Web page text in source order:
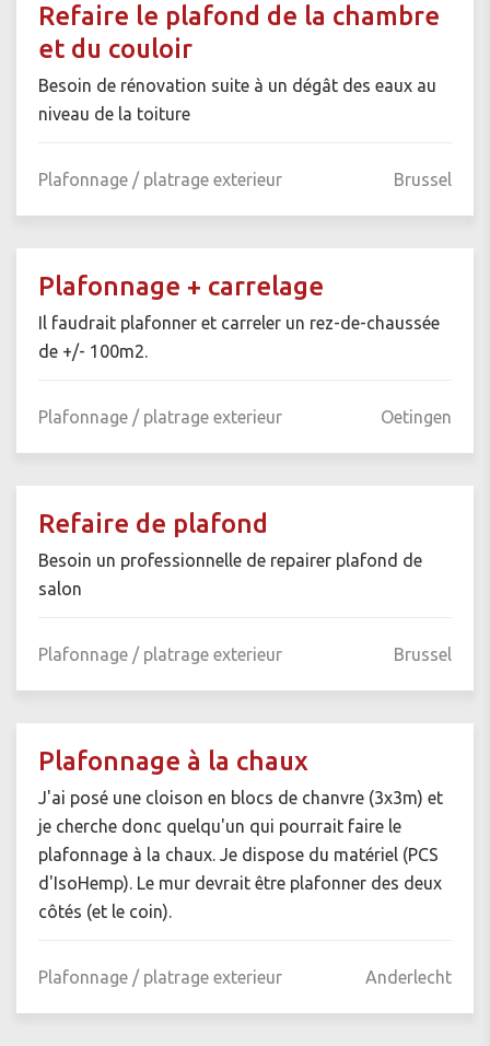
Refaire le plafond de la chambre
et du couloir
Besoin de rénovation suite à un dégât des eaux au
niveau de la toiture
Plafonnage / platrage exterieur Brussel
Plafonnage + carrelage
Il faudrait plafonner et carreler un rez-de-chaussée
de +/- 100m2.
Plafonnage / platrage exterieur Oetingen
Refaire de plafond
Besoin un professionnelle de repairer plafond de
salon
Plafonnage / platrage exterieur Brussel
Plafonnage à la chaux
J'ai posé une cloison en blocs de chanvre (3x3m) et
je cherche donc quelqu'un qui pourrait faire le
plafonnage à la chaux. Je dispose du matériel (PCS
d'IsoHemp). Le mur devrait être plafonner des deux
côtés (et le coin).
Plafonnage / platrage exterieur Anderlecht